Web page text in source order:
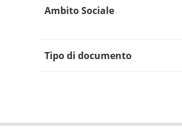
Ambito Sociale
Tipo di documento